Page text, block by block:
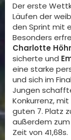
Der erste
Läufen der
den Sprint mit
Besonders
Charlotte
sicherte und
eine starke
und sich im
Jungen
Konkurrenz,
guten 7. Platz
außerdem
Zeit von 41,68s.